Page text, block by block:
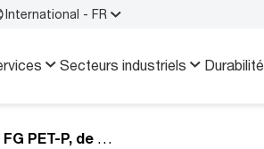
International - FR
Secteurs industriels Durabilité
Ertalyte™ FG PET-P, de qualité alimentaire